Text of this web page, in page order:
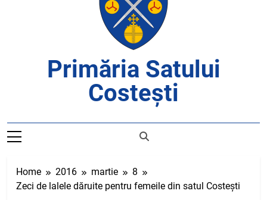
Primăria Satului
Costești
Home 2016 martie
8
Zeci de lalele dăruite pentru femeile din satul Costești